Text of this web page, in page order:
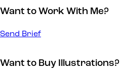
Want to Work With Me?
Send Brief
Want to Buy Illustrations?